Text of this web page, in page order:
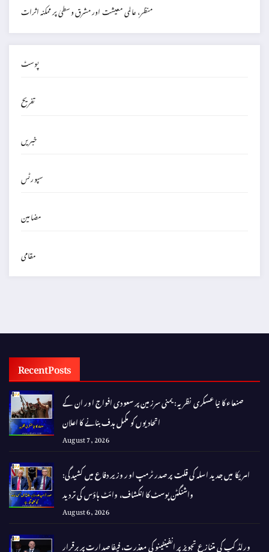
منظر، عالمی معیشت اور مشرق وسطیٰ پر ممکنہ اثرات
پوسٹ
تفریح
خبریں
سپورٹس
مضامین
مقامی
Recent Posts
صنعاء کا نیا عسکری نظریہ: یمنی سرزمین پر سعودی افواج اور ان کے
اتحادیوں کو مکمل ہدف بنانے کا اعلان
August 7, 2026
امریکا میں جدید اسلہ کی قلت پر صدر ٹرمپ اور وزیر دفاع میں کشیدگی:
واشنگٹن پوسٹ کا انکشاف، وائٹ ہاؤس کی تردید
August 6, 2026
ورلڈ کپ کی متنازع تجویز پر انفینٹینو کی معذرت، فیفا صدارت پر برقرار